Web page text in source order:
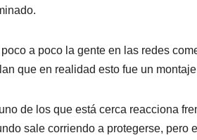
poco a poco la gente en las redes
que en realidad esto fue un
de los que está cerca reacciona
sale corriendo a protegerse, pero